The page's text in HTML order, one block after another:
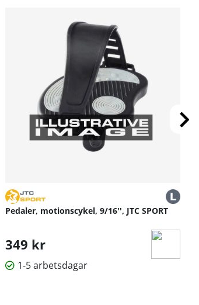
Pedaler, motionscykel, 9/16'', JTC SPORT
349 kr
1-5 arbetsdagar